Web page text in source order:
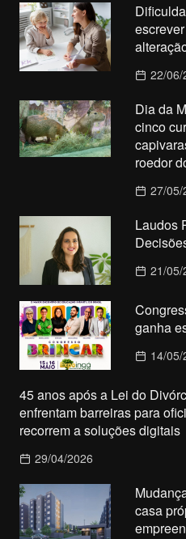
22/06/
Dia da
cinco
roedor
27/05/
Laudos
21/05/
ganha
14/05/
45 anos após a Lei do
enfrentam barreiras para
recorrem a soluções digitais
29/04/2026
casa